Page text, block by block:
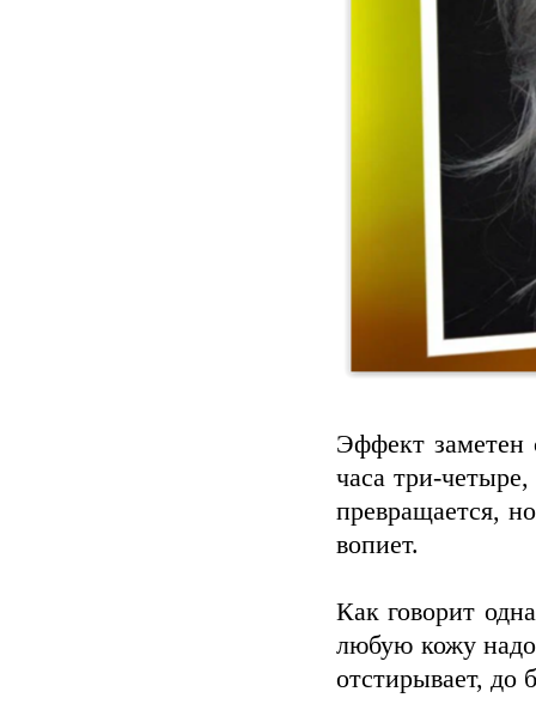
Эффект заметен
часа три-
превращается,
вопиет.
Как говорит
любую кожу
отстирывает, до